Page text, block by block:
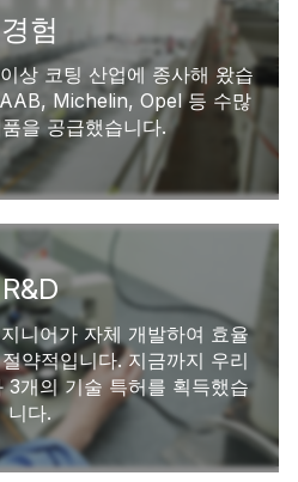
경험
상 코팅 산업에 종사해 왔습
Michelin, Opel 등 수많
을 공급했습니다.
R&D
니어가 자체 개발하여 효율
약적입니다. 지금까지 우리
3개의 기술 특허를 획득했습
니다.